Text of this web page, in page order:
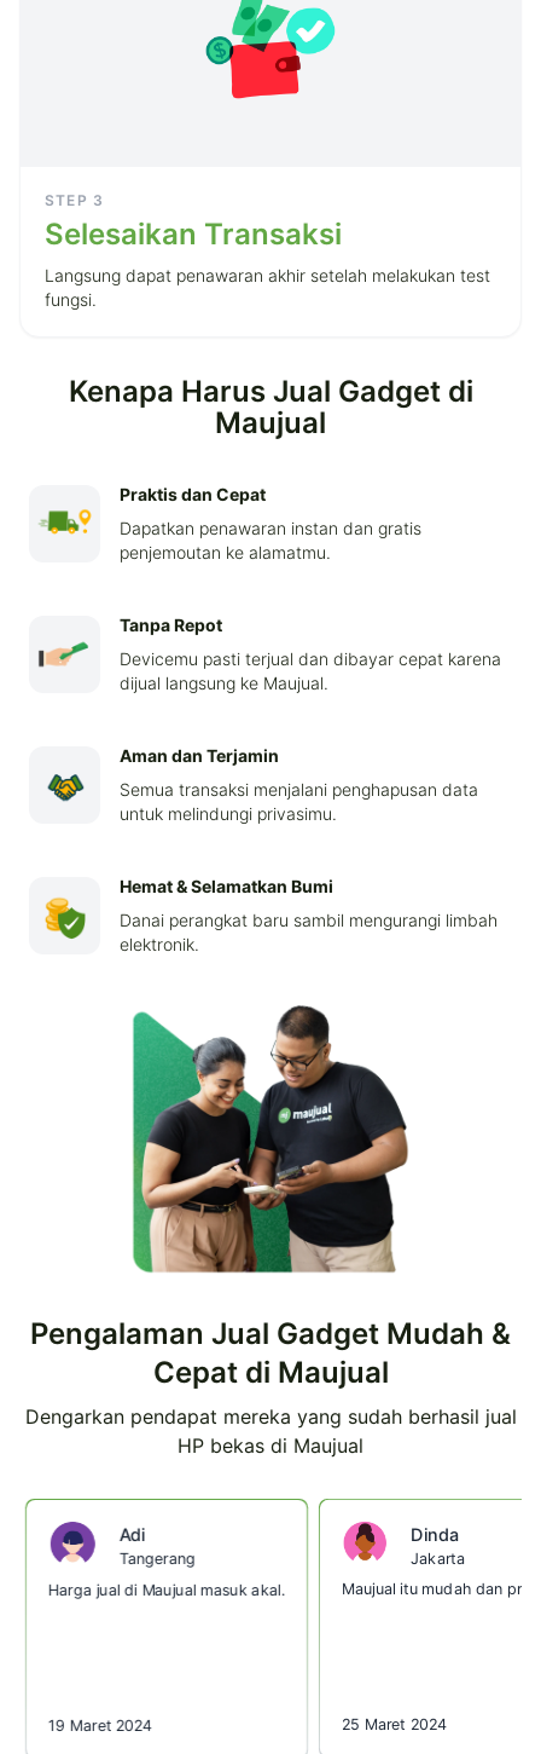
STEP 3
Selesaikan Transaksi
Langsung dapat penawaran akhir setelah melakukan test
fungsi.
Kenapa Harus Jual Gadget di
Maujual
Praktis dan Cepat
Dapatkan penawaran instan dan gratis
penjemoutan ke alamatmu.
Tanpa Repot
Devicemu pasti terjual dan dibayar cepat karena
dijual langsung ke Maujual.
Aman dan Terjamin
Semua transaksi menjalani penghapusan data
untuk melindungi privasimu.
Hemat & Selamatkan Bumi
Danai perangkat baru sambil mengurangi limbah
elektronik.
Pengalaman Jual Gadget Mudah &
Cepat di Maujual
Dengarkan pendapat mereka yang sudah berhasil jual
HP bekas di Maujual
Adi
Tangerang
Harga jual di Maujual masuk akal.
19 Maret 2024
Dinda
Jakarta
Maujual itu mudah dan
25 Maret 2024